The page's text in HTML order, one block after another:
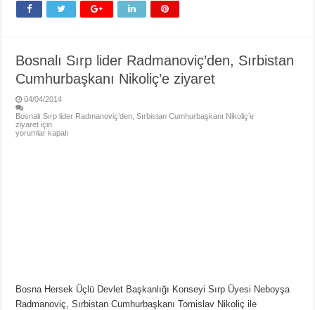
Bosnalı Sırp lider Radmanoviç’den, Sırbistan
Cumhurbaşkanı Nikoliç’e ziyaret
04/04/2014
Bosnalı Sırp lider Radmanoviç’den, Sırbistan Cumhurbaşkanı Nikoliç’e
ziyaret için
yorumlar kapalı
Bosna Hersek Üçlü Devlet Başkanlığı Konseyi Sırp Üyesi Neboyşa
Radmanoviç, Sırbistan Cumhurbaşkanı Tomislav Nikoliç ile